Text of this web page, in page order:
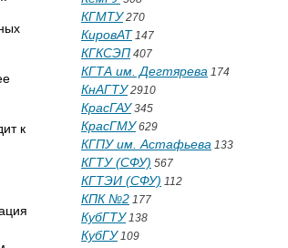
к
КГМТУ270
КировАТ 147
КГКСЭП 407
КГТА им. Дегтярева 174
КнАГТУ2910
КрасГАУ345
КрасГМУ629
КГПУ им. Астафьева 133
КГТУ (СФУ) 567
КГТЭИ (СФУ) 112
КПК №2 177
КубГТУ138
КубГУ109